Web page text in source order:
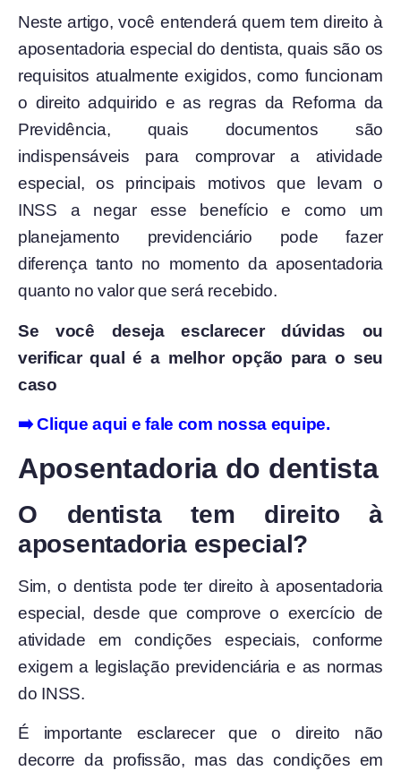
Neste artigo, você entenderá quem tem direito à
aposentadoria especial do dentista, quais são os
requisitos atualmente exigidos, como funcionam
o direito adquirido e as regras da Reforma da
Previdência, quais documentos são
indispensáveis para comprovar a atividade
especial, os principais motivos que levam o
INSS a negar esse benefício e como um
planejamento previdenciário pode fazer
diferença tanto no momento da aposentadoria
quanto no valor que será recebido.
Se você deseja esclarecer dúvidas ou
verificar qual é a melhor opção para o seu
caso
➡️Clique aqui e fale com nossa equipe.
Aposentadoria do dentista
O dentista tem direito à
aposentadoria especial?
Sim, o dentista pode ter direito à aposentadoria
especial, desde que comprove o exercício de
atividade em condições especiais, conforme
exigem a legislação previdenciária e as normas
do INSS.
É importante esclarecer que o direito não
decorre da profissão, mas das condições em